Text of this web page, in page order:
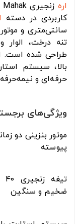
اره
کاربردی در دسته
تنه درخت،
طراحی شده است.
بالا، سیستم
حرفه‌ای و
ویژگی‌های
پیوسته
ضخیم و سنگین